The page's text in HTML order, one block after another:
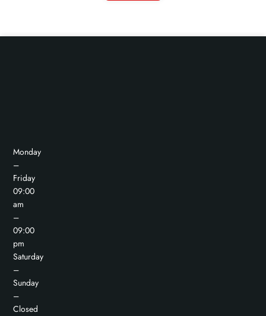
Monday
–
Friday
09:00
am
–
09:00
pm
Saturday
–
Sunday
–
Closed